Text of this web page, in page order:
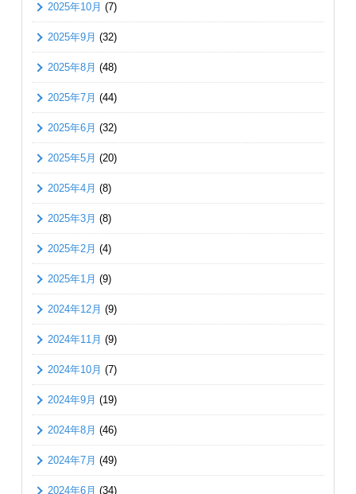
2025年10月 (7)
2025年9月 (32)
2025年8月 (48)
2025年7月 (44)
2025年6月 (32)
2025年5月 (20)
2025年4月 (8)
2025年3月 (8)
2025年2月 (4)
2025年1月 (9)
2024年12月 (9)
2024年11月 (9)
2024年10月 (7)
2024年9月 (19)
2024年8月 (46)
2024年7月 (49)
2024年6月 (34)